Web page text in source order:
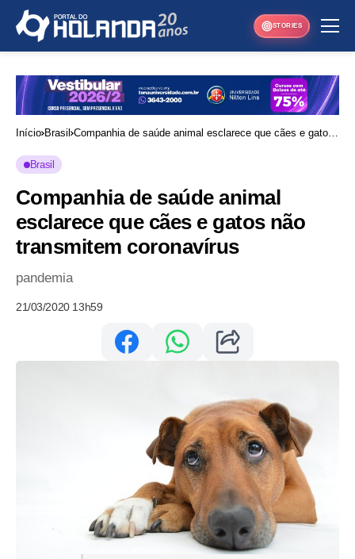
STORIES
Início Brasil Companhia de saúde animal esclarece que cães e gatos
Brasil
Companhia de saúde animal
esclarece que cães e gatos não
transmitem coronavírus
pandemia
21/03/2020 13h59